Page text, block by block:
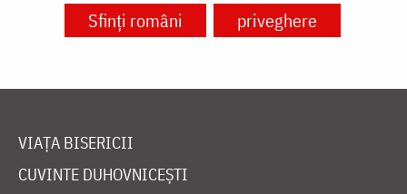
Sfinți români
priveghere
VIAȚA BISERICII
CUVINTE DUHOVNICEȘTI